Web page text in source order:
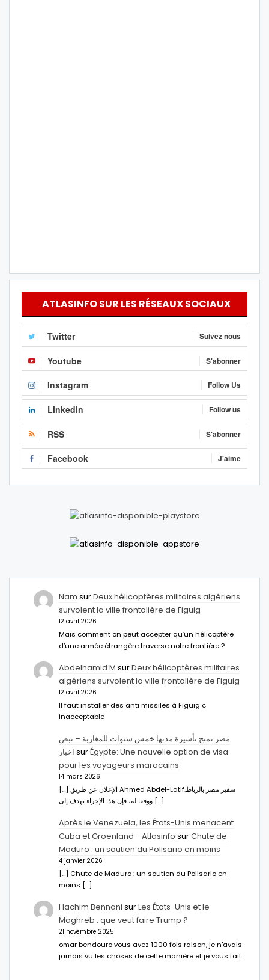
ATLASINFO SUR LES RÉSEAUX SOCIAUX
Twitter Suivez nous
Youtube S'abonner
Instagram Follow Us
Linkedin Follow us
RSS S'abonner
Facebook J'aime
Nam surDeux hélicoptères militaires algériens
survolent la ville frontalière de Figuig
12 avril 2026
Mais comment on peut accepter qu’un hélicoptère
d’une armée étrangère traverse notre frontière ?
Abdelhamid M surDeux hélicoptères militaires
algériens survolent la ville frontalière de Figuig
12 avril 2026
Il faut installer des anti missiles à Figuig c
inacceptable
مصر تمنح تأشيرة مدتها خمس سنوات للمغاربة – نبض
اخبار surÉgypte: Une nouvelle option de visa
pour les voyageurs marocains
14 mars 2026
[…] الإعلان عن طريق Ahmed Abdel-Latifسفير مصر بالرباط.
ووفقا له، فإن هذا الإجراء يهدف إلى […]
Après le Venezuela, les États-Unis menacent
Cuba et Groenland - Atlasinfo surChute de
Maduro : un soutien du Polisario en moins
4 janvier 2026
[…] Chute de Maduro : un soutien du Polisario en
moins […]
Hachim Bennani surLes États-Unis et le
Maghreb : que veut faire Trump ?
21 novembre 2025
omar bendouro vous avez 1000 fois raison, je n'avais
jamais vu les choses de cette manière et je vous fait…